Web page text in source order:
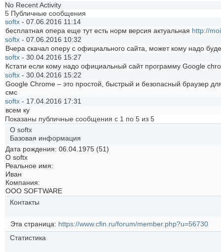
No Recent Activity
5 Публичные сообщения
softx - 07.06.2016 11:14
бесплатная опера еще тут есть норм версия актуальная http://
softx - 07.06.2016 10:32
Вчера скачал оперу с официального сайта, может кому надо
softx - 30.04.2016 15:27
Кстати если кому надо официальный сайт программу Google
softx - 30.04.2016 15:22
Google Chrome – это простой, быстрый и безопасный браузер
смс
softx - 17.04.2016 17:31
всем ку
Показаны публичные сообщения с 1 по 5 из 5
О softx
Базовая информация
Дата рождения 06.04.1975 (51)
О softx
Реальное имя:
Иван
Компания:
ООО SOFTWARE
Контакты
Эта страница
https://www.cfin.ru/forum/member.php?u=56730
Статистика